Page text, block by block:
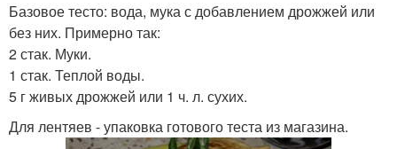
Базовое тесто: вода, мука с добавлением дрожжей или
без них. Примерно так:
2 стак. Муки.
1 стак. Теплой воды.
5 г живых дрожжей или 1 ч. л. сухих.
Для лентяев - упаковка готового теста из магазина.